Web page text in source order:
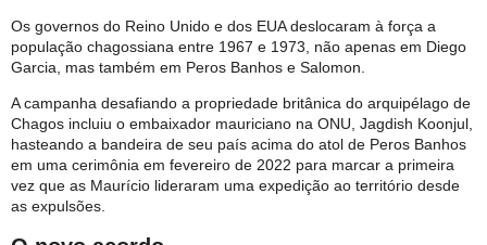
Os governos do Reino Unido e dos EUA deslocaram à força a
população chagossiana entre 1967 e 1973, não apenas em Diego
Garcia, mas também em Peros Banhos e Salomon.
A campanha desafiando a propriedade britânica do arquipélago de
Chagos incluiu o embaixador mauriciano na ONU, Jagdish Koonjul,
hasteando a bandeira de seu país acima do atol de Peros Banhos
em uma cerimônia em fevereiro de 2022 para marcar a primeira
vez que as Maurício lideraram uma expedição ao território desde
as expulsões.